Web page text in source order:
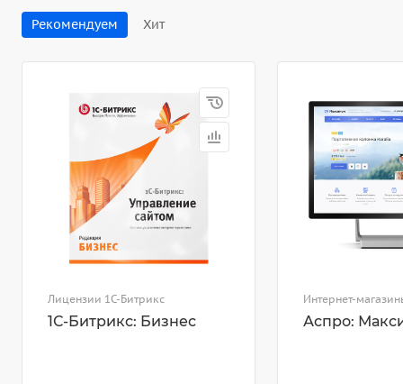
Рекомендуем Хит
Лицензии 1С-Битрикс
1С-Битрикс: Бизнес
Интернет-
Аспро: